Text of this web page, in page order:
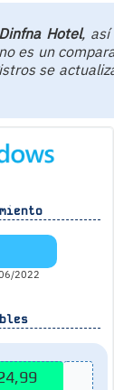
Hotel, así
es un
se
2022